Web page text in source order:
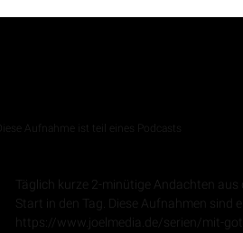
Diese Aufnahme ist teil eines Podcasts
Täglich kurze 2-minütige Andachten aus
Start in den Tag. Diese Aufnahmen sind
https://www.joelmedia.de/serien/mit-